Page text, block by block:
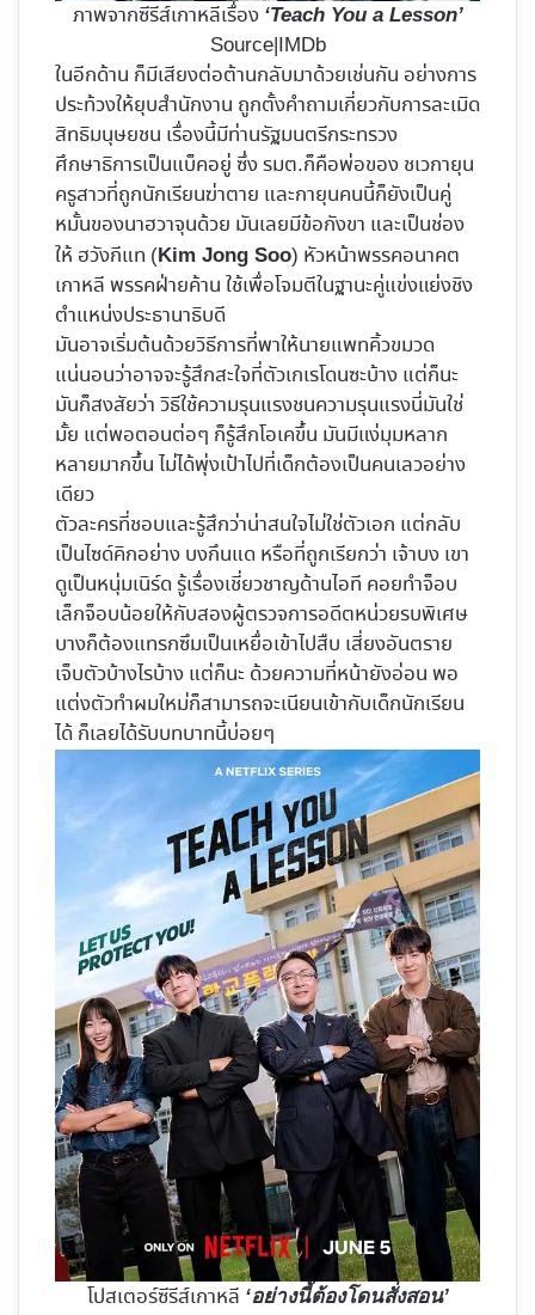
ภาพจากซีรีส์เกาหลีเรื่อง ‘Teach You a Lesson’
Source|IMDb
ในอีกด้าน ก็มีเสียงต่อต้านกลับมาด้วยเช่นกัน อย่างการ
ประท้วงให้ยุบสำนักงาน ถูกตั้งคำถามเกี่ยวกับการละเมิด
สิทธิมนุษยชน เรื่องนี้มีท่านรัฐมนตรีกระทรวง
ศึกษาธิการเป็นแบ็คอยู่ ซึ่ง รมต.ก็คือพ่อของ ชเวกายุน
ครูสาวที่ถูกนักเรียนฆ่าตาย และกายุนคนนี้ก็ยังเป็นคู่
หมั้นของนาฮวาจุนด้วย มันเลยมีข้อกังขา และเป็นช่อง
ให้ ฮวังกีแท (Kim Jong Soo) หัวหน้าพรรคอนาคต
เกาหลี พรรคฝ่ายค้าน ใช้เพื่อโจมตีในฐานะคู่แข่งแย่งชิง
ตำแหน่งประธานาธิบดี
มันอาจเริ่มต้นด้วยวิธีการที่พาให้นายแพทคิ้วขมวด
แน่นอนว่าอาจจะรู้สึกสะใจที่ตัวเกเรโดนซะบ้าง แต่ก็นะ
มันก็สงสัยว่า วิธีใช้ความรุนแรงชนความรุนแรงนี่มันใช่
มั้ย แต่พอตอนต่อๆ ก็รู้สึกโอเคขึ้น มันมีแง่มุมหลาก
หลายมากขึ้น ไม่ได้พุ่งเป้าไปที่เด็กต้องเป็นคนเลวอย่าง
เดียว
ตัวละครที่ชอบและรู้สึกว่าน่าสนใจไม่ใช่ตัวเอก แต่กลับ
เป็นไซด์คิกอย่าง บงกึนแด หรือที่ถูกเรียกว่า เจ้าบง เขา
ดูเป็นหนุ่มเนิร์ด รู้เรื่องเชี่ยวชาญด้านไอที คอยทำจ็อบ
เล็กจ็อบน้อยให้กับสองผู้ตรวจการอดีตหน่วยรบพิเศษ
บางก็ต้องแทรกซึมเป็นเหยื่อเข้าไปสืบ เสี่ยงอันตราย
เจ็บตัวบ้างไรบ้าง แต่ก็นะ ด้วยความที่หน้ายังอ่อน พอ
แต่งตัวทำผมใหม่ก็สามารถจะเนียนเข้ากับเด็กนักเรียน
ได้ ก็เลยได้รับบทบาทนี้บ่อยๆ
โปสเตอร์ซีรีส์เกาหลี ‘อย่างนี้ต้องโดนสั่งสอน’